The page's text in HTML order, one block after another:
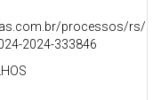
processos/rs/
2024-333846